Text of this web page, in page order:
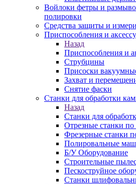
Войлоки фетры и
полировки
Средства защиты и
Приспособления и
Назад
Приспособления и
Струбцины
Присоски
Захват и
Снятие фаски
Станки для обработки
Назад
Станки для
Отрезные станки
Фрезерные станки
Полировальные
Б/У Оборудование
Строительные
Пескоструйное
Станки